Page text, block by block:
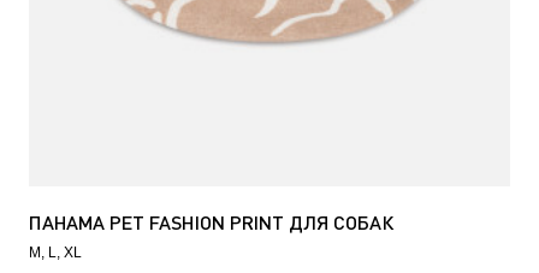
ПАНАМА PET FASHION PRINT ДЛЯ СОБАК
M L XL